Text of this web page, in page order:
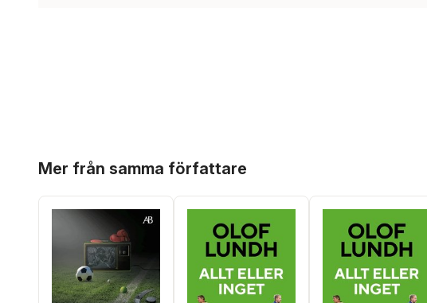
Mer från samma författare